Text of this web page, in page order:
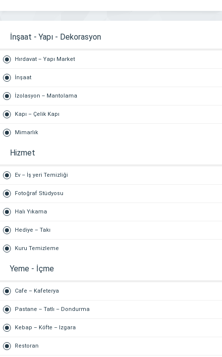
İnşaat - Yapı - Dekorasyon
Hırdavat – Yapı Market
İnşaat
İzolasyon – Mantolama
Kapı – Çelik Kapı
Mimarlık
Hizmet
Ev – İş yeri Temizliği
Fotoğraf Stüdyosu
Halı Yıkama
Hediye – Takı
Kuru Temizleme
Yeme - İçme
Cafe – Kafeterya
Pastane – Tatlı – Dondurma
Kebap – Köfte – Izgara
Restoran